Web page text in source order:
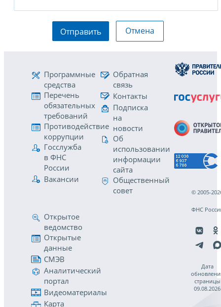
Отправить Отмена
Программные
средства
Перечень
обязательных
требований
Противодействие
коррупции
Госслужба
в ФНС
России
Вакансии
Обратная
связь
Контакты
Подписка
на
новости
Об
использовании
информации
сайта
Общественный
совет
Открытое
ведомство
Открытые
данные
СМЭВ
Аналитический
портал
Видеоматериалы
Карта
© 2005-
ФНС
Дата
страницы
09.08.2026